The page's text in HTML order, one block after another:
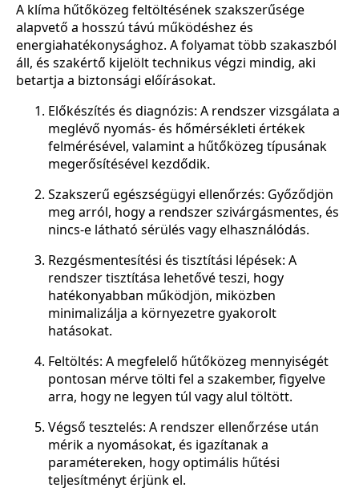
A klíma hűtőközeg feltöltésének szakszerűsége
alapvető a hosszú távú működéshez és
energiahatékonysághoz. A folyamat több szakaszból
áll, és szakértő kijelölt technikus végzi mindig, aki
betartja a biztonsági előírásokat.
Előkészítés és diagnózis: A rendszer vizsgálata a
meglévő nyomás- és hőmérsékleti értékek
felmérésével, valamint a hűtőközeg típusának
megerősítésével kezdődik.
Szakszerű egészségügyi ellenőrzés: Győződjön
meg arról, hogy a rendszer szivárgásmentes, és
nincs-e látható sérülés vagy elhasználódás.
Rezgésmentesítési és tisztítási lépések: A
rendszer tisztítása lehetővé teszi, hogy
hatékonyabban működjön, miközben
minimalizálja a környezetre gyakorolt
hatásokat.
Feltöltés: A megfelelő hűtőközeg mennyiségét
pontosan mérve tölti fel a szakember, figyelve
arra, hogy ne legyen túl vagy alul töltött.
Végső tesztelés: A rendszer ellenőrzése után
mérik a nyomásokat, és igazítanak a
paramétereken, hogy optimális hűtési
teljesítményt érjünk el.